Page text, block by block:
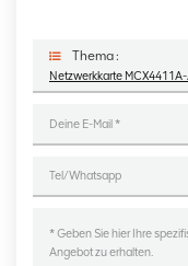
Thema :